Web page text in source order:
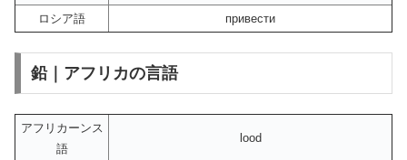
ロシア語
привести
鉛｜アフリカの言語
アフリカーンス
語
lood